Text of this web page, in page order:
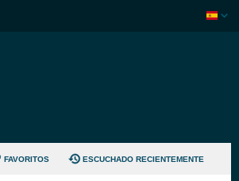
FAVORITOS ESCUCHADO RECIENTEMENTE